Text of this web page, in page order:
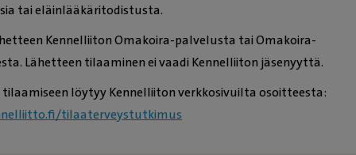
tai eläinlääkäritodistusta.
Kennelliiton Omakoira-palvelusta tai Omakoira-
Lähetteen tilaaminen ei vaadi Kennelliiton jäsenyyttä.
löytyy Kennelliiton verkkosivuilta osoitteesta:
tilaaterveystutkimus